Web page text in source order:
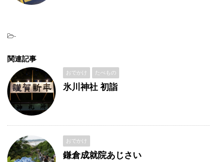
-
関連記事
おでかけ たべもの
氷川神社 初詣
おでかけ
鎌倉成就院あじさい